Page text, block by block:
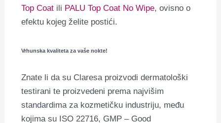
Top Coat ili PALU Top Coat No Wipe, ovisno o
efektu kojeg želite postići.
Vrhunska kvaliteta za vaše nokte!
Znate li da su Claresa proizvodi dermatološki
testirani te proizvedeni prema najvišim
standardima za kozmetičku industriju, među
kojima su ISO 22716, GMP – Good